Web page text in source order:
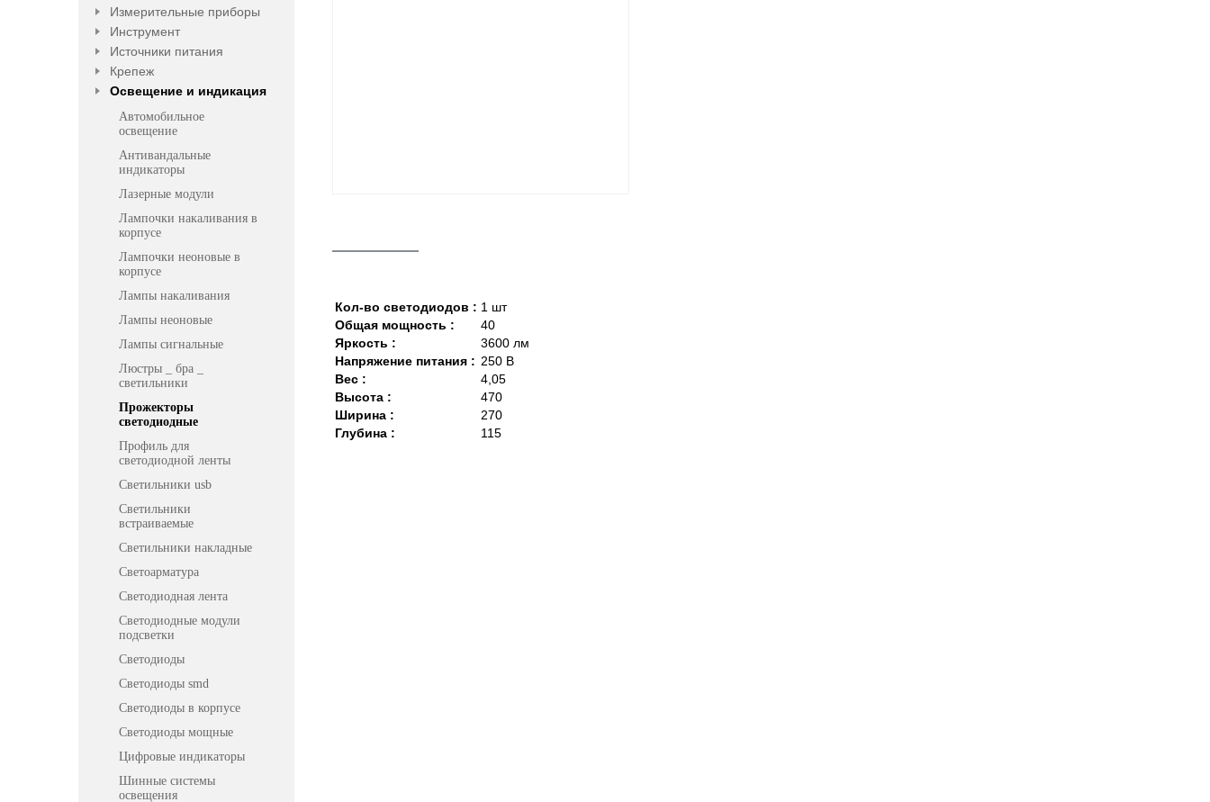
Измерительные приборы
Инструмент
Источники питания
Крепеж
Освещение и индикация
Автомобильное
освещение
Антивандальные
индикаторы
Лазерные модули
Лампочки накаливания в
корпусе
Лампочки неоновые в
корпусе
Лампы накаливания
Лампы неоновые
Лампы сигнальные
Люстры _ бра _
светильники
Прожекторы
светодиодные
Профиль для
светодиодной ленты
Светильники usb
Светильники
встраиваемые
Светильники накладные
Светоарматура
Светодиодная лента
Светодиодные модули
подсветки
Светодиоды
Светодиоды smd
Светодиоды в корпусе
Светодиоды мощные
Цифровые индикаторы
Шинные системы
освещения
Кол-во светодиодов : 1 шт
Общая мощность :
40
Яркость :
3600 лм
Напряжение питания : 250 В
Вес :
4,05
Высота :
470
Ширина :
270
Глубина :
115